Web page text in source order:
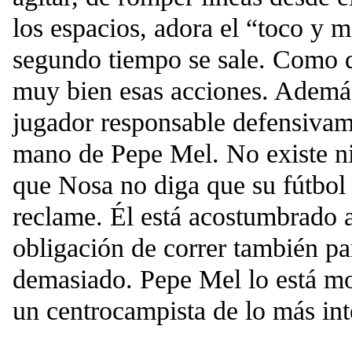
los espacios, adora el “toco y
segundo tiempo se sale.
muy bien esas acciones.
jugador responsable
mano de Pepe Mel. No existe
que Nosa no diga que su
reclame. Él está acostumbrado
obligación de correr también
demasiado. Pepe Mel lo está
un centrocampista de lo más